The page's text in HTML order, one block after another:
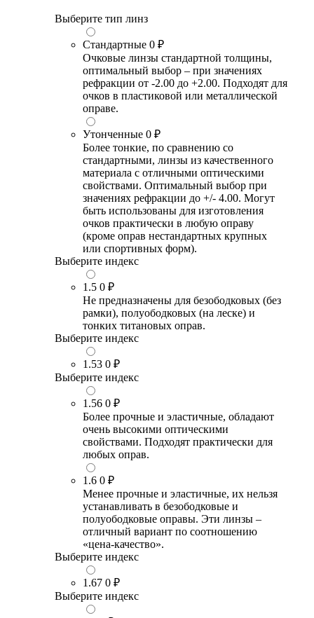
Выберите тип линз
Стандартные 0 ₽
Очковые линзы стандартной толщины,
оптимальный выбор – при значениях
рефракции от -2.00 до +2.00. Подходят для
очков в пластиковой или металлической
оправе.
Утонченные 0 ₽
Более тонкие, по сравнению со
стандартными, линзы из качественного
материала с отличными оптическими
свойствами. Оптимальный выбор при
значениях рефракции до +/- 4.00. Могут
быть использованы для изготовления
очков практически в любую оправу
(кроме оправ нестандартных крупных
или спортивных форм).
Выберите индекс
1.5 0 ₽
Не предназначены для безободковых (без
рамки), полуободковых (на леске) и
тонких титановых оправ.
Выберите индекс
1.53 0 ₽
Выберите индекс
1.56 0 ₽
Более прочные и эластичные, обладают
очень высокими оптическими
свойствами. Подходят практически для
любых оправ.
1.6 0 ₽
Менее прочные и эластичные, их нельзя
устанавливать в безободковые и
полуободковые оправы. Эти линзы –
отличный вариант по соотношению
«цена-качество».
Выберите индекс
1.67 0 ₽
Выберите индекс